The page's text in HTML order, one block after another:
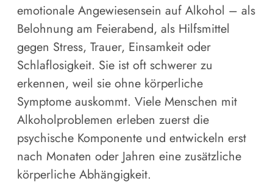
emotionale Angewiesensein auf Alkohol – als
Belohnung am Feierabend, als Hilfsmittel
gegen Stress, Trauer, Einsamkeit oder
Schlaflosigkeit. Sie ist oft schwerer zu
erkennen, weil sie ohne körperliche
Symptome auskommt. Viele Menschen mit
Alkoholproblemen erleben zuerst die
psychische Komponente und entwickeln erst
nach Monaten oder Jahren eine zusätzliche
körperliche Abhängigkeit.